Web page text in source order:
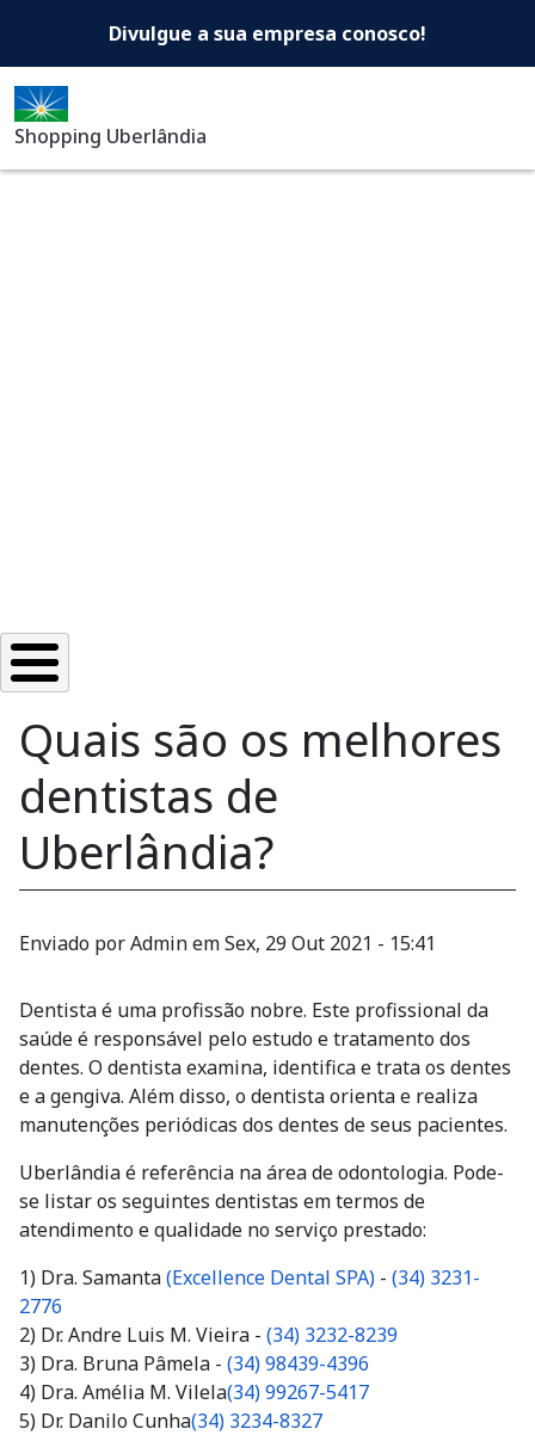
Shopping Uberlândia -
Divulgue a sua empresa conosco!
Shopping Uberlândia
Quais são os melhores
dentistas de
Uberlândia?
Enviado porAdminemSex, 29 Out 2021 - 15:41
Dentista é uma profissão nobre. Este profissional da
saúde é responsável pelo estudo e tratamento dos
dentes. O dentista examina, identifica e trata os dentes
e a gengiva. Além disso, o dentista orienta e realiza
manutenções periódicas dos dentes de seus pacientes.
Uberlândia é referência na área de odontologia. Pode-
se listar os seguintes dentistas em termos de
atendimento e qualidade no serviço prestado:
1) Dra. Samanta(Excellence Dental SPA) - (34) 3231-
2776
2) Dr. Andre Luis M. Vieira - (34) 3232-8239
3) Dra. Bruna Pâmela - (34) 98439-4396
4) Dra. Amélia M. Vilela(34) 99267-5417
5) Dr. Danilo Cunha(34) 3234-8327